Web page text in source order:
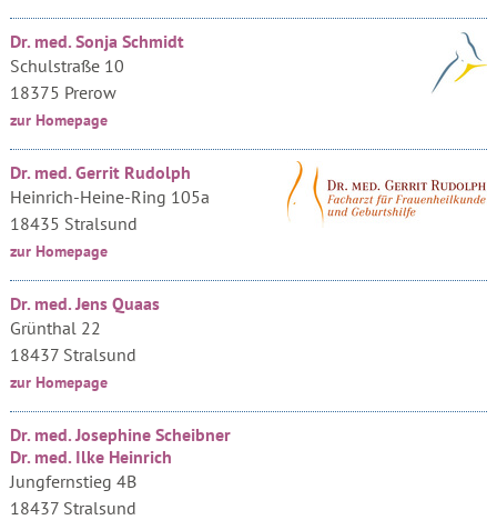
Dr. med. Sonja Schmidt
Schulstraße 10
18375 Prerow
zur Homepage
Dr. med. Gerrit Rudolph
Heinrich-Heine-Ring 105a
18435 Stralsund
zur Homepage
Dr. med. Jens Quaas
Grünthal 22
18437 Stralsund
zur Homepage
Dr. med. Josephine Scheibner
Dr. med. Ilke Heinrich
Jungfernstieg 4B
18437 Stralsund